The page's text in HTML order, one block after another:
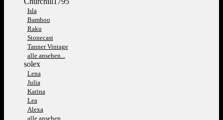
Isla
Bamboo
Raku
Stonecast
Tanner Vintage
alle ansehen...
solex
Lena
Julia
Karina
Lea
Alexa
alle ansehen...